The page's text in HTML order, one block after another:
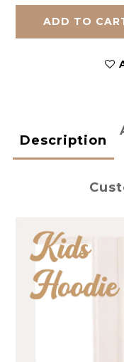
ADD TO
Description